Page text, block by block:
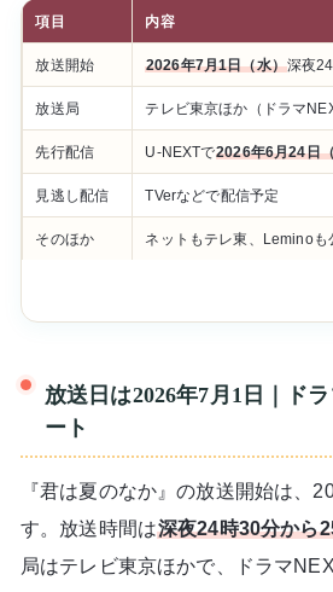
項目 内容
放送開始 2026年7月1日（水）深夜
放送局 テレビ東京ほか（ドラマ
先行配信 U-NEXTで2026年6月24日
見逃し配信 TVerなどで配信予定
そのほか ネットもテレ東、Leminoも
放送日は2026年7月1日｜ド
ート
『君は夏のなか』の放送開始は、
す。放送時間は深夜24時30分から
局はテレビ東京ほかで、ドラマ